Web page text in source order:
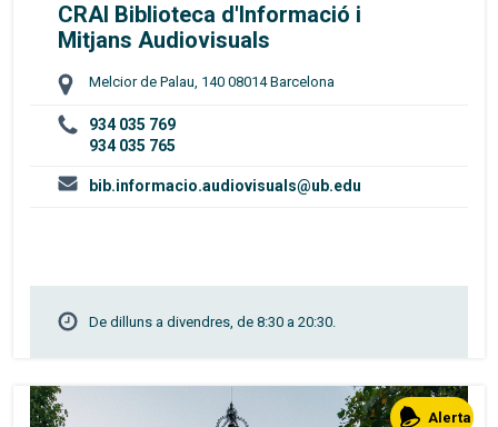
CRAI Biblioteca d'Informació i
Mitjans Audiovisuals
Melcior de Palau, 140 08014 Barcelona
934 035 769
934 035 765
bib.informacio.audiovisuals@ub.edu
De dilluns a divendres, de 8:30 a 20:30.
Alerta